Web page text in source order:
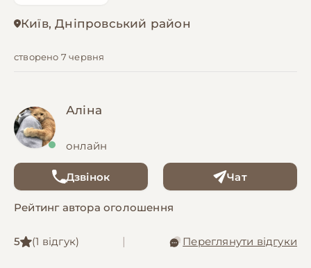
Київ, Дніпровський район
створено 7 червня
Аліна
онлайн
Дзвінок Чат
Рейтинг автора оголошення
5 (1 відгук) Переглянути відгуки